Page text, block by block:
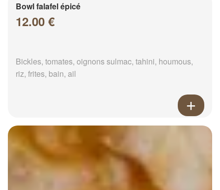
Bowl falafel épicé
12.00 €
Bickles, tomates, oignons sulmac, tahini, houmous,
riz, frites, bain, ail